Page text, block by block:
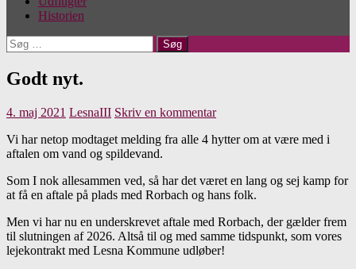
Historien
Søg
efter:
Godt nyt.
4. maj 2021 LesnaIII Skriv en kommentar
Vi har netop modtaget melding fra alle 4 hytter om at være med i
aftalen om vand og spildevand.
Som I nok allesammen ved, så har det været en lang og sej kamp for
at få en aftale på plads med Rorbach og hans folk.
Men vi har nu en underskrevet aftale med Rorbach, der gælder frem
til slutningen af 2026. Altså til og med samme tidspunkt, som vores
lejekontrakt med Lesna Kommune udløber!